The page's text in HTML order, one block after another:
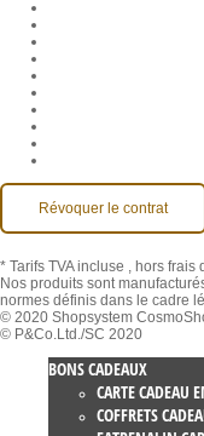
Révoquer le contrat
* Tarifs TVA incluse , hors frais
Nos produits sont
normes définis dans le cadre
© 2020 Shopsystem
© P&Co.Ltd./SC 2020
BONS CADEAUX
CARTE CADEAU
COFFRETS